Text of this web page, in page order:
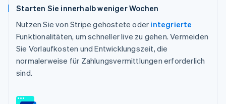
Starten Sie innerhalb weniger Wochen
Nutzen Sie von Stripe gehostete oder integrierte
Funktionalitäten, um schneller live zu gehen. Vermeiden
Sie Vorlaufkosten und Entwicklungszeit, die
normalerweise für Zahlungsvermittlungen erforderlich
sind.